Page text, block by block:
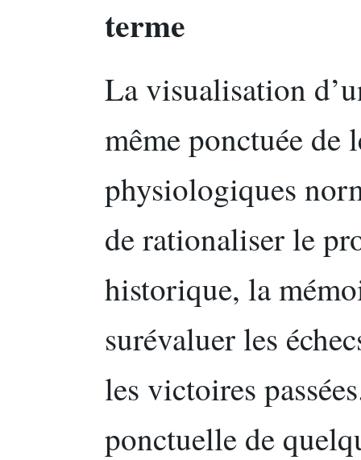
terme
La visualisation
même ponctuée de
physiologiques
de rationaliser le
historique, la
surévaluer les
les victoires
ponctuelle de